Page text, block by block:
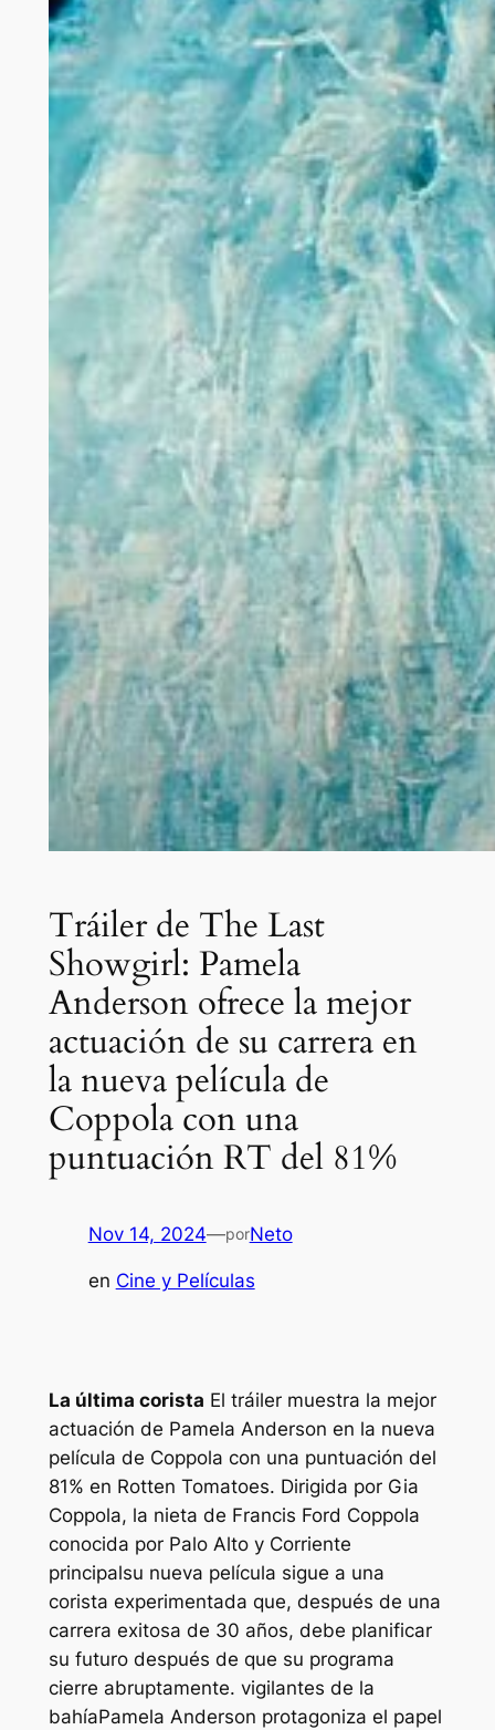
Tráiler de The Last
Showgirl: Pamela
Anderson ofrece la mejor
actuación de su carrera en
la nueva película de
Coppola con una
puntuación RT del 81%
Nov 14, 2024—porNeto
en Cine y Películas
La última corista El tráiler muestra la mejor
actuación de Pamela Anderson en la nueva
película de Coppola con una puntuación del
81% en Rotten Tomatoes. Dirigida por Gia
Coppola, la nieta de Francis Ford Coppola
conocida por Palo Altoy Corriente
principalsu nueva película sigue a una
corista experimentada que, después de una
carrera exitosa de 30 años, debe planificar
su futuro después de que su programa
cierre abruptamente. vigilantes de la
bahíaPamela Anderson protagoniza el papel